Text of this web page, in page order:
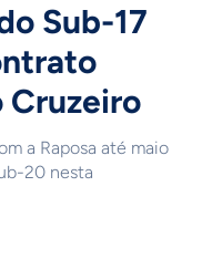
Sub-17
Cruzeiro
a Raposa até maio
20 nesta